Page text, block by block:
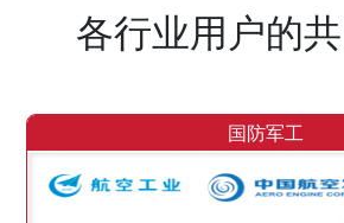
各行业用户的
国防军工